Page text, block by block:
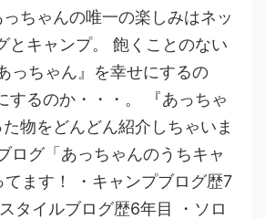
ちゃんの唯一の楽しみはネッ
とキャンプ。 飽くことのない
っちゃん』を幸せにするの
するのか・・・。 『あっちゃ
物をどんどん紹介しちゃいま
ログ「あっちゃんのうちキャ
てます！ ・キャンプブログ歴7
タイルブログ歴6年目 ・ソロ